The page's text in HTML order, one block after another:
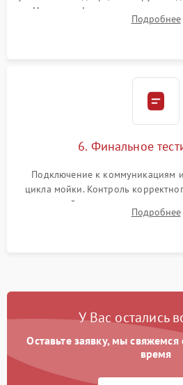
Надежная фиксация хомутов
сборка корпуса и установка
Подробнее
6. Финальное
Подключение к коммуникациям и
цикла мойки. Контроль
до нужной температуры,
штатного слива и абсолютной
Подробнее
У Вас остались
Оставьте заявку, мы
время